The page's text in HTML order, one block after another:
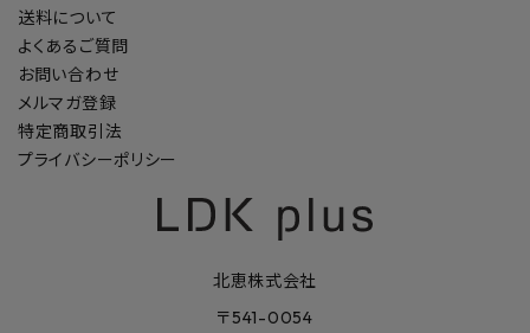
送料について
よくあるご質問
お問い合わせ
メルマガ登録
特定商取引法
プライバシーポリシー
北恵株式会社
〒541-0054